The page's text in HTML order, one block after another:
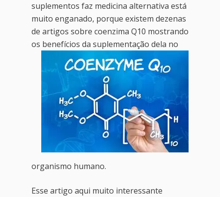
suplementos faz medicina alternativa está
muito enganado, porque existem dezenas
de artigos sobre coenzima Q10 mostrando
os benefícios da suplementação dela no
organismo humano.
Esse artigo aqui muito interessante
Livro 128 Receitas
Contato
Publicações